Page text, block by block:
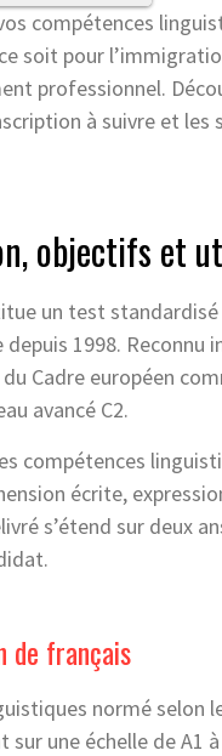
compétences
soit pour
professionnel.
à suivre et
objectifs et
un test
1998.
Cadre européen
avancé C2.
compétences
écrite,
s’étend sur deux
de français
normé selon
une échelle de A1 à